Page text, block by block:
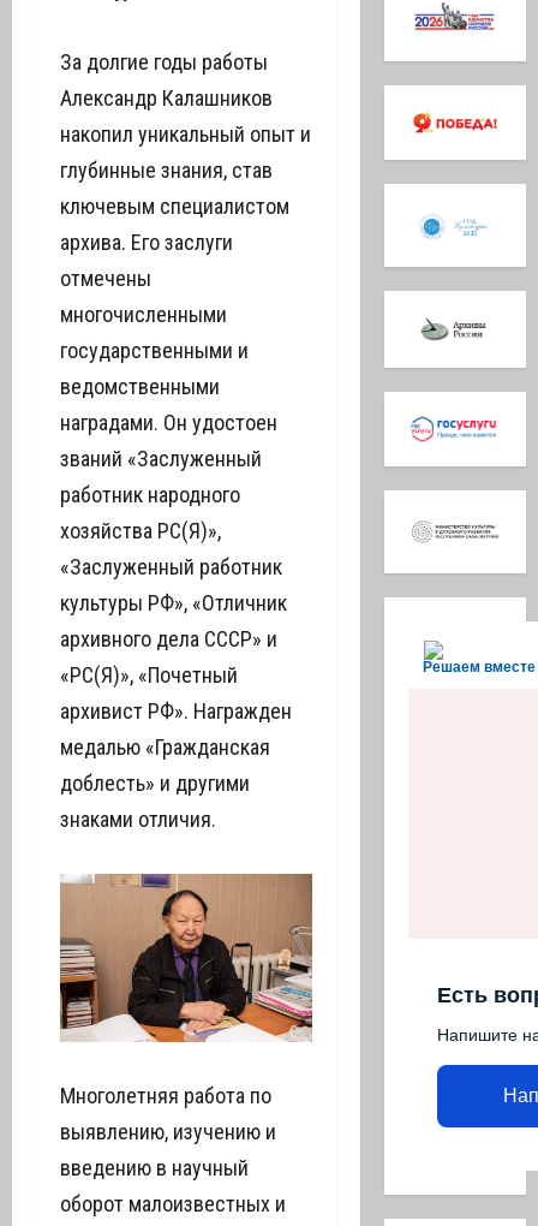
За долгие годы работы
Александр Калашников
накопил уникальный опыт и
глубинные знания, став
ключевым специалистом
архива. Его заслуги
отмечены
многочисленными
государственными и
ведомственными
наградами. Он удостоен
званий «Заслуженный
работник народного
хозяйства РС(Я)»,
«Заслуженный работник
культуры РФ», «Отличник
архивного дела СССР» и
«РС(Я)», «Почетный
архивист РФ». Награжден
медалью «Гражданская
доблесть» и другими
знаками отличия.
Многолетняя работа по
выявлению, изучению и
введению в научный
оборот малоизвестных и
Решаем вместе
Есть
Напишите